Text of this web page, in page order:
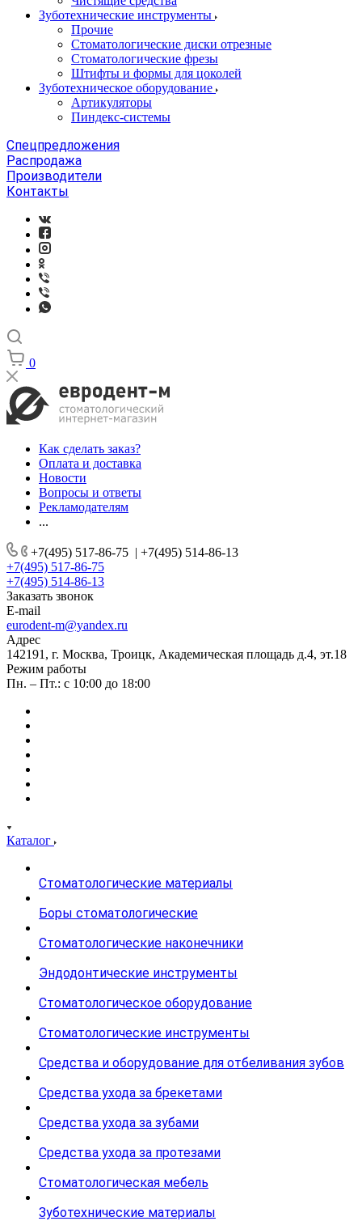
Зуботехнические инструменты
Прочие
Стоматологические диски отрезные
Стоматологические фрезы
Штифты и формы для цоколей
Зуботехническое оборудование
Артикуляторы
Пиндекс-системы
Спецпредложения
Распродажа
Производители
Контакты
0
Как сделать заказ?
Оплата и доставка
Новости
Вопросы и ответы
Рекламодателям
...
+7(495) 517-86-75 | +7(495) 514-86-13
+7(495) 517-86-75
+7(495) 514-86-13
Заказать звонок
E-mail
eurodent-m@yandex.ru
Адрес
142191, г. Москва, Троицк, Академическая площадь д.4, эт.18
Режим работы
Пн. – Пт.: с 10:00 до 18:00
Каталог
Стоматологические материалы
Боры стоматологические
Стоматологические наконечники
Эндодонтические инструменты
Стоматологическое оборудование
Стоматологические инструменты
Средства и оборудование для отбеливания зубов
Средства ухода за брекетами
Средства ухода за зубами
Средства ухода за протезами
Стоматологическая мебель
Зуботехнические материалы